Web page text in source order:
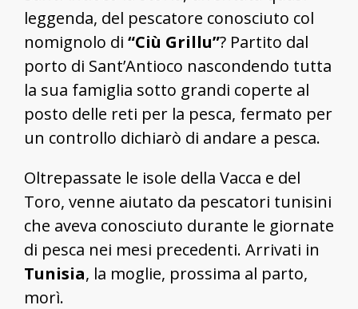
leggenda, del pescatore conosciuto col
nomignolo di “Ciù Grillu”? Partito dal
porto di Sant’Antioco nascondendo tutta
la sua famiglia sotto grandi coperte al
posto delle reti per la pesca, fermato per
un controllo dichiarò di andare a pesca.
Oltrepassate le isole della Vacca e del
Toro, venne aiutato da pescatori tunisini
che aveva conosciuto durante le giornate
di pesca nei mesi precedenti. Arrivati in
Tunisia, la moglie, prossima al parto,
morì.